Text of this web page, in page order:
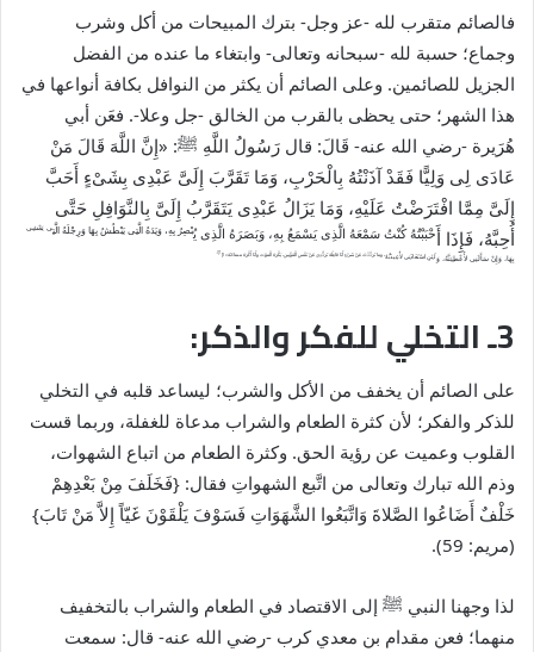
فالصائم متقرب لله -عز وجل- بترك المبيحات من أكل وشرب
وجماع؛ حسبة لله -سبحانه وتعالى- وابتغاء ما عنده من الفضل
الجزيل للصائمين. وعلى الصائم أن يكثر من النوافل بكافة أنواعها في
هذا الشهر؛ حتى يحظى بالقرب من الخالق -جل وعلا-. فعَن أبي
هُرَيرة -رضي الله عنه- قَالَ: قال رَسُولُ اللَّهِ ﷺ: «إِنَّ اللَّهَ قَالَ مَنْ
عَادَى لِى وَلِيًّا فَقَدْ آذَنْتُهُ بِالْحَرْبِ، وَمَا تَقَرَّبَ إِلَىَّ عَبْدِى بِشَىْءٍ أَحَبَّ
إِلَىَّ مِمَّا افْتَرَضْتُ عَلَيْهِ، وَمَا يَزَالُ عَبْدِى يَتَقَرَّبُ إِلَىَّ بِالنَّوَافِلِ حَتَّى
أُحِبَّهُ، فَإِذَا أَحْبَبْتُهُ كُنْتُ سَمْعَهُ الَّذِى يَسْمَعُ بِهِ، وَبَصَرَهُ الَّذِى يُبْصِرُ بِهِ، وَيَدَهُ الَّتِى يَبْطُشُ بِهَا وَرِجْلَهُ الَّتِى يَمْشِى
بِهَا، وَإِنْ سَأَلَنِى لأُعْطِيَنَّهُ، وَلَئِنِ اسْتَعَاذَنِى لأُعِيذَنَّهُ ، وَمَا تَرَدَّدْتُ عَنْ شَىْءٍ أَنَا فَاعِلُهُ تَرَدُّدِى عَنْ نَفْسِ الْمُؤْمِنِ، يَكْرَهُ الْمَوْتَ وَأَنَا أَكْرَهُ مَسَاءَتَهُ» ([
3ـ التخلي للفكر والذكر:
على الصائم أن يخفف من الأكل والشرب؛ ليساعد قلبه في التخلي
للذكر والفكر؛ لأن كثرة الطعام والشراب مدعاة للغفلة، وربما قست
القلوب وعميت عن رؤية الحق. وكثرة الطعام من اتباع الشهوات،
وذم الله تبارك وتعالى من اتَّبع الشهواتِ فقال: {فَخَلَفَ مِنْ بَعْدِهِمْ
خَلْفٌ أَضَاعُوا الصَّلاةَ وَاتَّبَعُوا الشَّهَوَاتِ فَسَوْفَ يَلْقَوْنَ غَيّاً إِلاَّ مَنْ تَابَ}
(مريم: 59).
لذا وجهنا النبي ﷺ إلى الاقتصاد في الطعام والشراب بالتخفيف
منهما؛ فعن مقدام بن معدي كرب -رضي الله عنه- قال: سمعت